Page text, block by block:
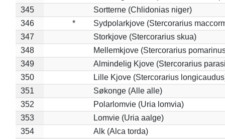
345
Sortterne (Chlidonias niger)
346
*
Sydpolarkjove (Stercorarius
347
Storkjove (Stercorarius skua)
348
Mellemkjove (Stercorarius
349
Almindelig Kjove (Stercorarius
350
Lille Kjove (Stercorarius
351
Søkonge (Alle alle)
352
Polarlomvie (Uria lomvia)
353
Lomvie (Uria aalge)
354
Alk (Alca torda)